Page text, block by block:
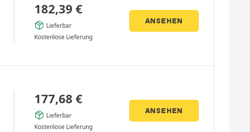
182,39 €
Lieferbar
Kostenlose Lieferung
ANSEHEN
177,68 €
Lieferbar
Kostenlose Lieferung
ANSEHEN